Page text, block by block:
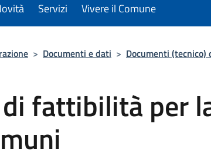
Servizi Vivere il Comune
> Documenti e dati > Documenti
fattibilità per